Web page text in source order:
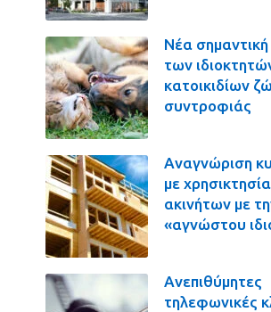
Νέα
των
κατοικιδίων
συντροφιάς
Αναγνώριση
με χρησικτησία
ακινήτων με
«αγνώστου
Ανεπιθύμητες
τηλεφωνικές